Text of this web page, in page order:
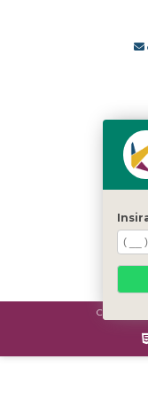
Copyright ©